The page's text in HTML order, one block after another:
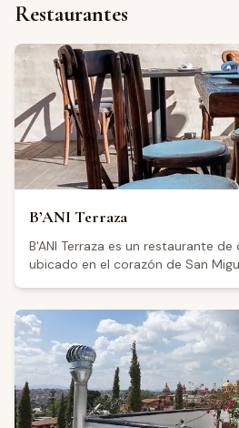
Restaurantes
B’ANI Terraza
B'ANI Terraza es un restaurante
ubicado en el corazón de San
con opciones vegetarianas y
restaurante opera en una terraza
varias iglesias y al horizonte de la
contar con área de barra,
friendly. También ofrece servicio
especiales. Los visitantes